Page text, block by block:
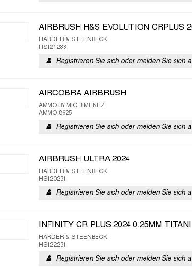
AIRBRUSH H&S EVOLUTION CRPLUS
HARDER & STEENBECK
HS121233
Registrieren Sie sich oder melden Sie sich
AIRCOBRA AIRBRUSH
AMMO BY MIG JIMENEZ
AMMO-8625
Registrieren Sie sich oder melden Sie sich
AIRBRUSH ULTRA 2024
HARDER & STEENBECK
HS120231
Registrieren Sie sich oder melden Sie sich
INFINITY CR PLUS 2024 0.25MM
HARDER & STEENBECK
HS122231
Registrieren Sie sich oder melden Sie sich